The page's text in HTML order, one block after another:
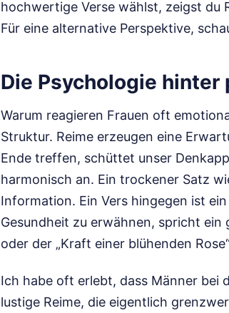
hochwertige Verse wählst, zeigst du
Für eine alternative Perspektive,
Die Psychologie
Warum reagieren Frauen oft
Struktur. Reime erzeugen eine
Ende treffen, schüttet unser
harmonisch an. Ein trockener Satz
Information. Ein Vers hingegen ist
Gesundheit zu erwähnen, spricht ein
oder der „Kraft einer blühenden
Ich habe oft erlebt, dass Männer bei
lustige Reime, die eigentlich